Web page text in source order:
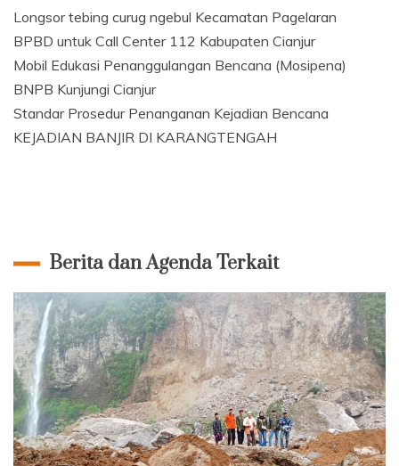
Longsor tebing curug ngebul Kecamatan Pagelaran
BPBD untuk Call Center 112 Kabupaten Cianjur
Mobil Edukasi Penanggulangan Bencana (Mosipena)
BNPB Kunjungi Cianjur
Standar Prosedur Penanganan Kejadian Bencana
KEJADIAN BANJIR DI KARANGTENGAH
Berita dan Agenda Terkait